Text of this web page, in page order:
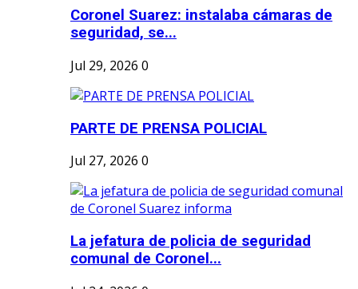
Coronel Suarez: instalaba cámaras de
seguridad, se...
Jul 29, 2026 0
PARTE DE PRENSA POLICIAL
Jul 27, 2026 0
La jefatura de policia de seguridad
comunal de Coronel...